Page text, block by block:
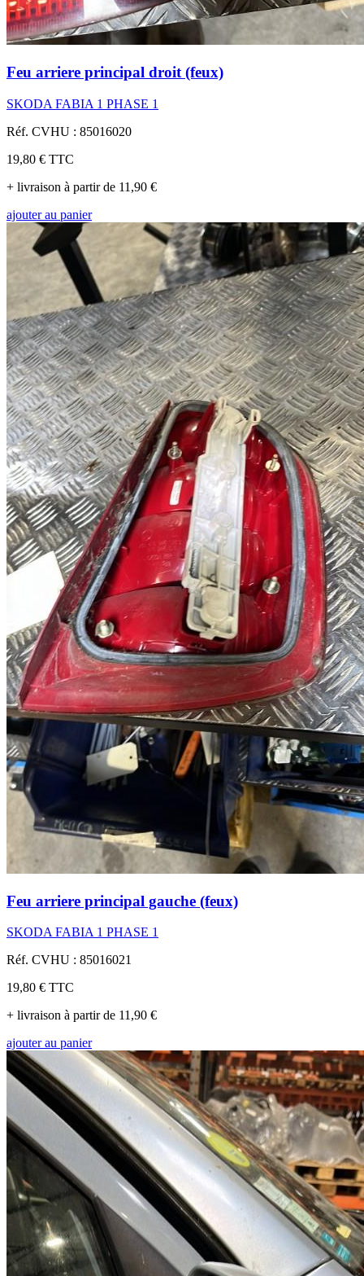
Feu arriere principal droit (feux)
SKODA FABIA 1 PHASE 1
Réf. CVHU : 85016020
19,80 € TTC
+ livraison à partir de 11,90 €
ajouter au panier
Feu arriere principal gauche (feux)
SKODA FABIA 1 PHASE 1
Réf. CVHU : 85016021
19,80 € TTC
+ livraison à partir de 11,90 €
ajouter au panier